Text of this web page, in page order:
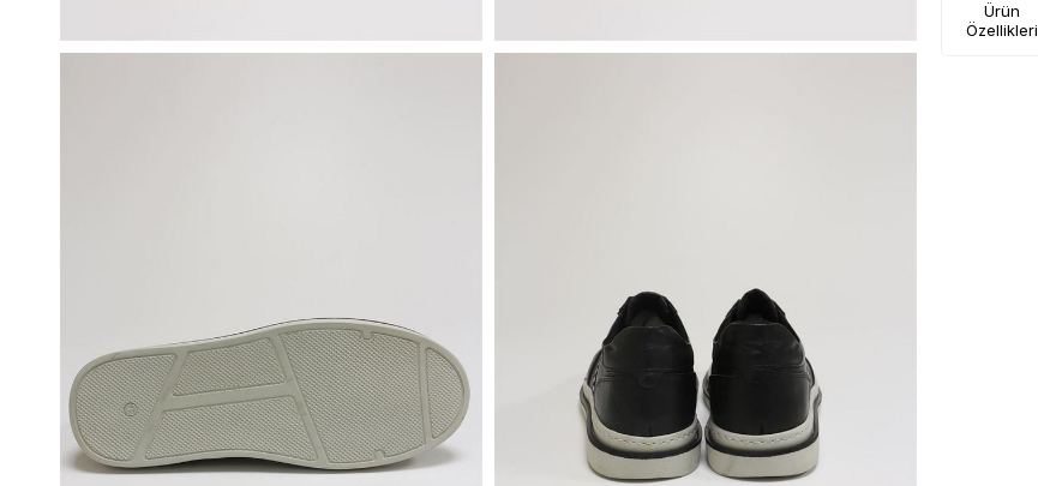
Ürün
Özellikleri